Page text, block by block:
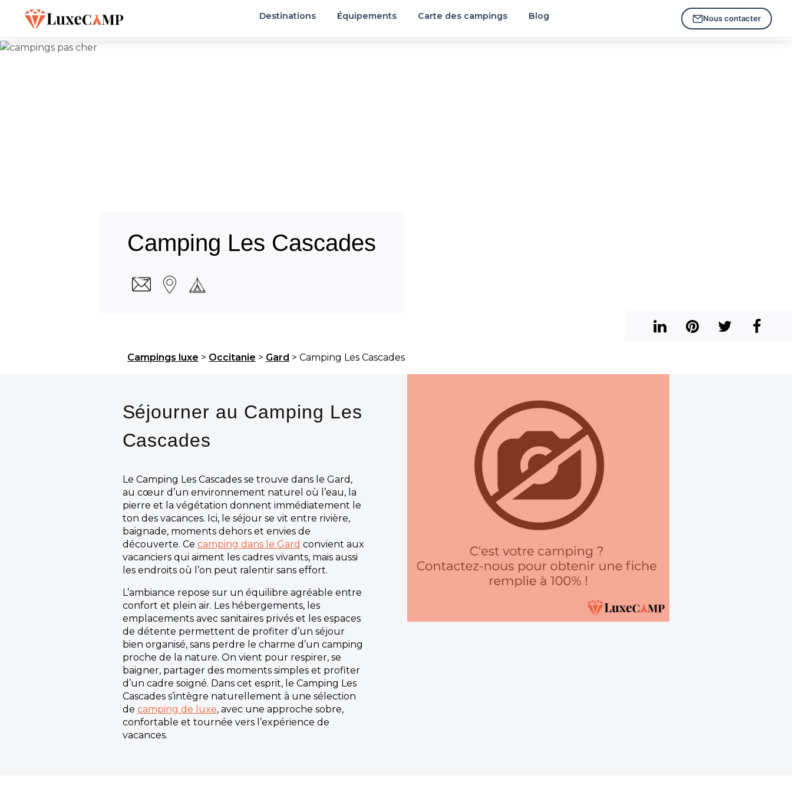
Destinations Équipements Carte des campings Blog Nous contacter
Camping Les Cascades
Campings luxe > Occitanie > Gard > Camping Les Cascades
Séjourner au Camping Les
Cascades
Le Camping Les Cascades se trouve dans le Gard,
au cœur d’un environnement naturel où l’eau, la
pierre et la végétation donnent immédiatement le
ton des vacances. Ici, le séjour se vit entre rivière,
baignade, moments dehors et envies de
découverte. Ce camping dans le Gard convient aux
vacanciers qui aiment les cadres vivants, mais aussi
les endroits où l’on peut ralentir sans effort.
L’ambiance repose sur un équilibre agréable entre
confort et plein air. Les hébergements, les
emplacements avec sanitaires privés et les espaces
de détente permettent de profiter d’un séjour
bien organisé, sans perdre le charme d’un camping
proche de la nature. On vient pour respirer, se
baigner, partager des moments simples et profiter
d’un cadre soigné. Dans cet esprit, le Camping Les
Cascades s’intègre naturellement à une sélection
de camping de luxe, avec une approche sobre,
confortable et tournée vers l’expérience de
vacances.